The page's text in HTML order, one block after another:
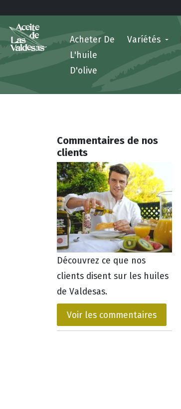
Acheter De
L'huile
D'olive
Varíétés
Commentaires de nos
clients
Découvrez ce que nos
clients disent sur les huiles
de Valdesas.
Voir les commentaires